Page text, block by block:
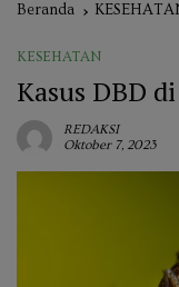
Beranda
KESEHATAN
Kasus DBD
REDAKSI
Oktober 7, 2023